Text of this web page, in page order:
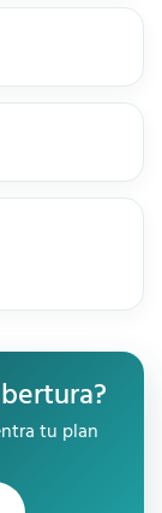
tu plan